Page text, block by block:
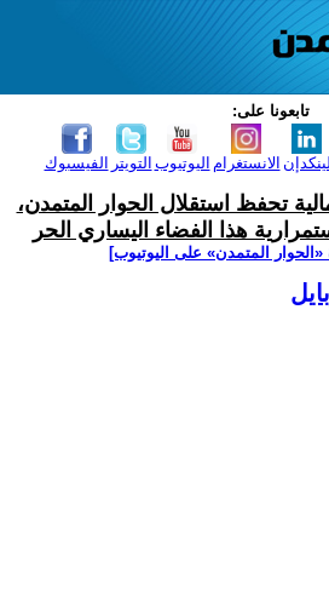
تابعونا على:
الفيسبوك التويتر اليوتيوب الانستغرام لينكدإن
تحفظ استقلال الحوار المتمدن،
هذا الفضاء اليساري الحر
المتمدن» على اليوتيوب]